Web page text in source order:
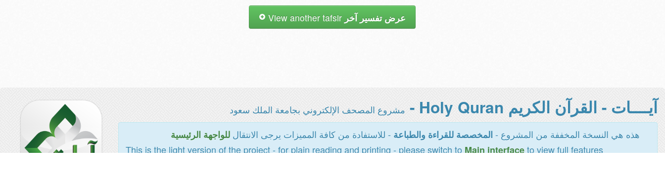
عرض تفسير آخر
آيــــات - القرآن الكريم Holy Quran - مشروع المصحف الإلكتروني بجامعة الملك سعود
هذه هي النسخة المخففة من المشروع - المخصصة للقراءة والطباعة - للاستفادة من كافة المميزات يرجى الانتقالللواجهة الرئيسية
This is the light version of the project - for plain reading and printing - please switch to Main interfaceto view full features